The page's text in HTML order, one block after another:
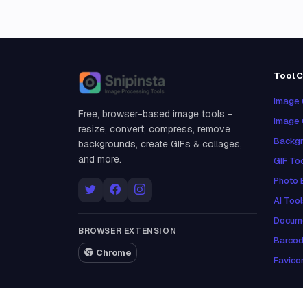
Snipinsta
Free, browser-based image tools -
resize, convert, compress, remove
backgrounds, create GIFs & collages,
and more.
BROWSER EXTENSION
Chrome
Tool
Image
Image
GIF
Photo
AI